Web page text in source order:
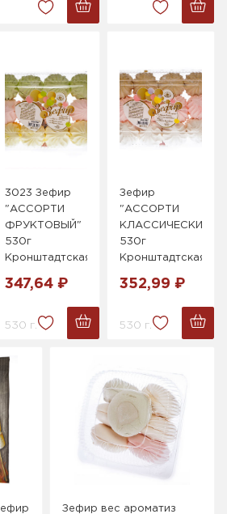
3023 Зефир
"АССОРТИ
ФРУКТОВЫЙ"
530г
Кронштадтская
347,64 ₽
530 г.
Зефир
"АССОРТИ
КЛАССИЧЕСКИЙ"
530г
Кронштадтская
352,99 ₽
530 г.
Зефир вес ароматиз